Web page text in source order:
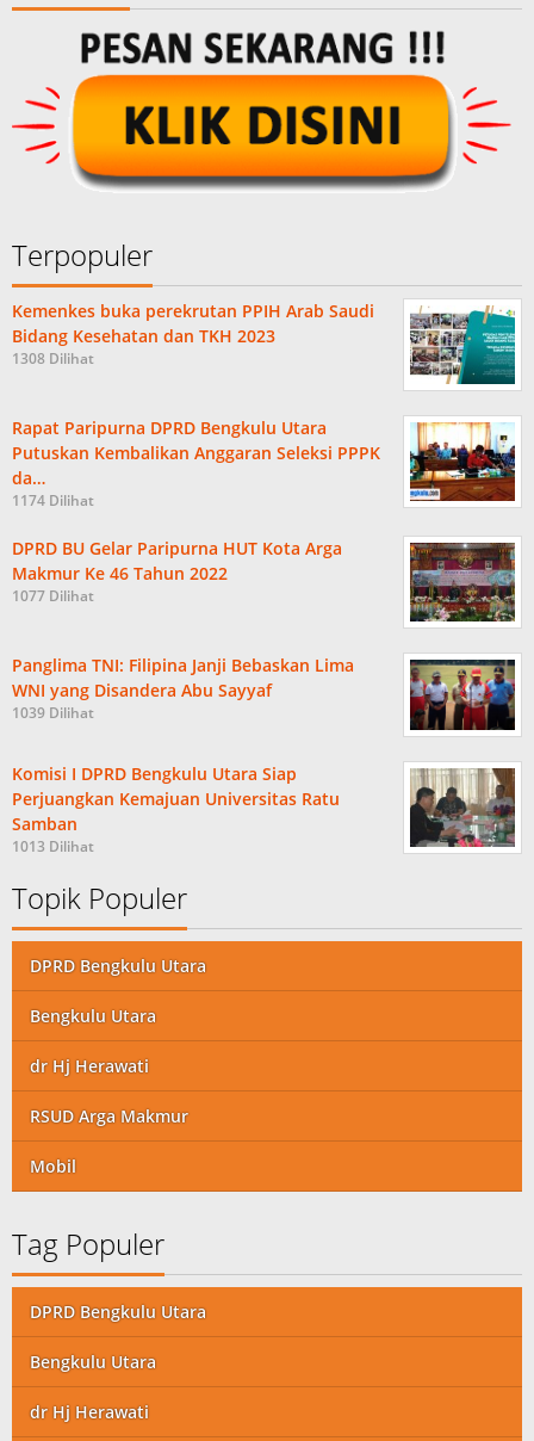
Terpopuler
Kemenkes buka perekrutan PPIH Arab Saudi
Bidang Kesehatan dan TKH 2023
1308 Dilihat
Rapat Paripurna DPRD Bengkulu Utara
Putuskan Kembalikan Anggaran Seleksi PPPK
da…
1174 Dilihat
DPRD BU Gelar Paripurna HUT Kota Arga
Makmur Ke 46 Tahun 2022
1077 Dilihat
Panglima TNI: Filipina Janji Bebaskan Lima
WNI yang Disandera Abu Sayyaf
1039 Dilihat
Komisi I DPRD Bengkulu Utara Siap
Perjuangkan Kemajuan Universitas Ratu
Samban
1013 Dilihat
Topik Populer
DPRD Bengkulu Utara
Bengkulu Utara
dr Hj Herawati
RSUD Arga Makmur
Mobil
Tag Populer
DPRD Bengkulu Utara
Bengkulu Utara
dr Hj Herawati